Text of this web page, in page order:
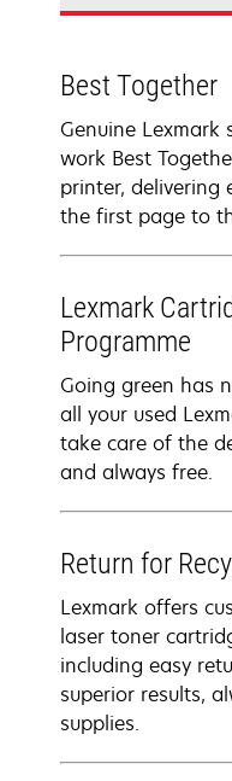
Best Together
Genuine Lexmark
work Best
printer, delivering
the first page to
Lexmark
Programme
Going green has
all your used
take care of the
and always free.
Return for
Lexmark offers
laser toner
including easy
superior results,
supplies.